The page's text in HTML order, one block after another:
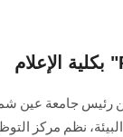
رئيس جامعة عين